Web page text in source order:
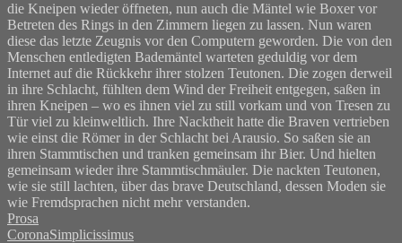
die Kneipen wieder öffneten, nun auch die Mäntel wie Boxer vor
Betreten des Rings in den Zimmern liegen zu lassen. Nun waren
diese das letzte Zeugnis vor den Computern geworden. Die von den
Menschen entledigten Bademäntel warteten geduldig vor dem
Internet auf die Rückkehr ihrer stolzen Teutonen. Die zogen derweil
in ihre Schlacht, fühlten dem Wind der Freiheit entgegen, saßen in
ihren Kneipen – wo es ihnen viel zu still vorkam und von Tresen zu
Tür viel zu kleinweltlich. Ihre Nacktheit hatte die Braven vertrieben
wie einst die Römer in der Schlacht bei Arausio. So saßen sie an
ihren Stammtischen und tranken gemeinsam ihr Bier. Und hielten
gemeinsam wieder ihre Stammtischmäuler. Die nackten Teutonen,
wie sie still lachten, über das brave Deutschland, dessen Moden sie
wie Fremdsprachen nicht mehr verstanden.
Prosa
CoronaSimplicissimus